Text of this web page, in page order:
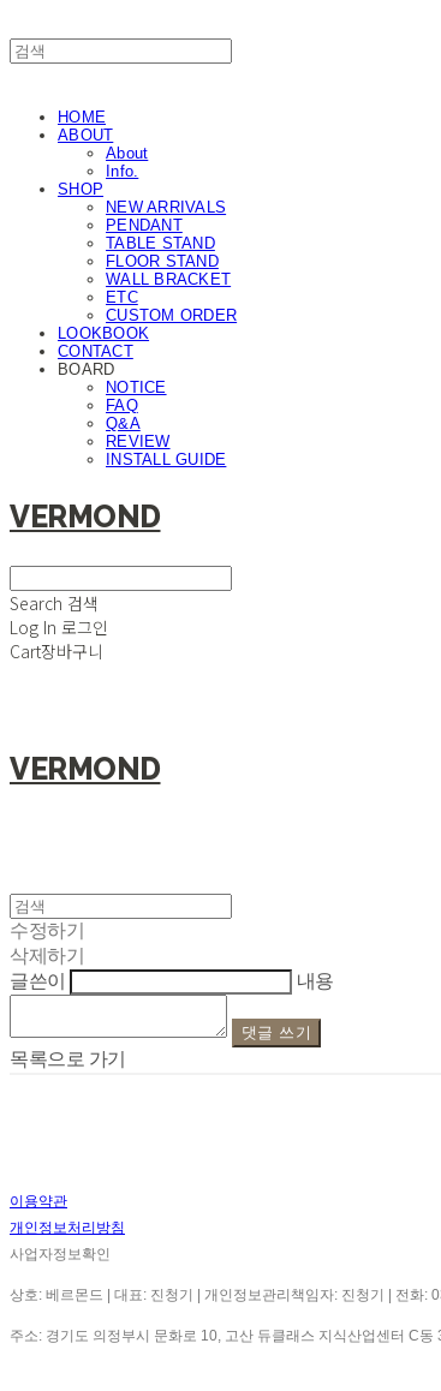
HOME
ABOUT
About
Info.
SHOP
NEW ARRIVALS
PENDANT
TABLE STAND
FLOOR STAND
WALL BRACKET
ETC
CUSTOM ORDER
LOOKBOOK
CONTACT
BOARD
NOTICE
FAQ
Q&A
REVIEW
INSTALL GUIDE
VERMOND
Search 검색
Log In 로그인
Cart장바구니
VERMOND
수정하기
삭제하기
글쓴이
내용
댓글 쓰기
목록으로 가기
이용약관
개인정보처리방침
사업자정보확인
상호: 베르몬드 | 대표: 진청기 | 개인정보관리책임자: 진청기 | 전화
주소: 경기도 의정부시 문화로 10, 고산 듀클래스 지식산업센터 C